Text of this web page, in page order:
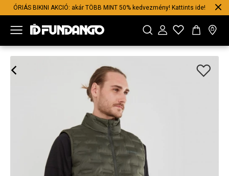
ÓRIÁS BIKINI AKCIÓ: akár TÖBB MINT 50% kedvezmény! Kattints ide!